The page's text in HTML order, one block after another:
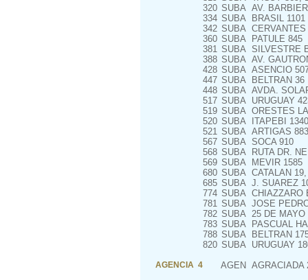
320 SUBA AV.
334 SUBA BRASIL 1101
342 SUBA CERVANTES
360 SUBA PATULE 845
381 SUBA SILVESTRE
388 SUBA AV.
428 SUBA ASENCIO
447 SUBA BELTRAN 36
448 SUBA AVDA.
517 SUBA URUGUAY
519 SUBA ORESTES
520 SUBA ITAPEBI
521 SUBA ARTIGAS
567 SUBA SOCA 910
568 SUBA RUTA DR.
569 SUBA MEVIR 1585
680 SUBA CATALAN
685 SUBA J. SUAREZ
774 SUBA CHIAZZARO
781 SUBA JOSE
782 SUBA 25 DE MAYO
783 SUBA PASCUAL
788 SUBA BELTRAN
820 SUBA URUGUAY
AGENCIA 4 AGEN AGRACIADA